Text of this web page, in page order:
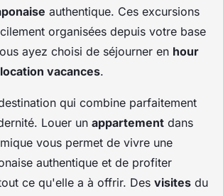
authentique. Ces excursions
organisées depuis votre base
ayez choisi de séjourner en hour
location vacances.
qui combine parfaitement
Louer un appartement dans
vous permet de vivre une
authentique et de profiter
ce qu'elle a à offrir. Des visites du